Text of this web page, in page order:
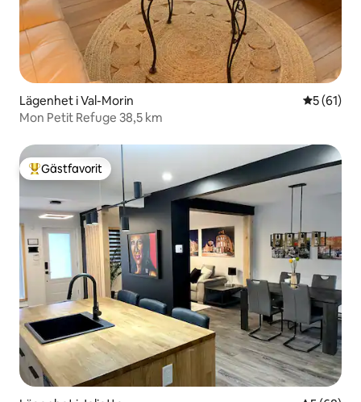
Lägenhet i Val-Morin 5 av 5 i
5 (61)
Mon Petit Refuge 38,5 km
Populär gästfavorit
Gästfavorit